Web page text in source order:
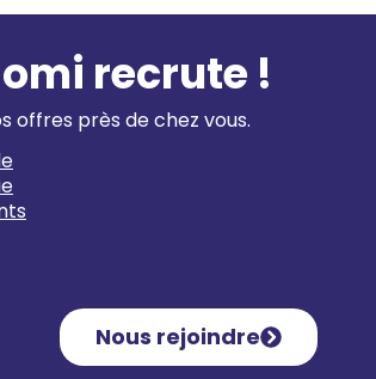
recrute !
offres près de chez vous.
Nous rejoindre